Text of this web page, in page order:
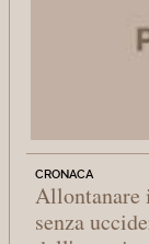
CRONACA
Allontanare
senza